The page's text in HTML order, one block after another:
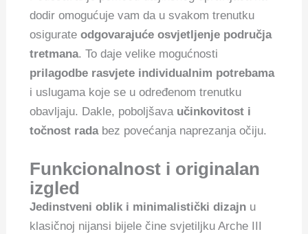
dodir omogućuje vam da u svakom trenutku
osigurateodgovarajuće osvjetljenje područja
tretmana. To daje velike mogućnosti
prilagodbe rasvjete individualnim potrebama
i uslugama koje se u određenom trenutku
obavljaju. Dakle, poboljšava učinkovitost i
točnost radabez povećanja naprezanja očiju.
Funkcionalnost i originalan
izgled
Jedinstveni oblik i minimalistički dizajn u
klasičnoj nijansi bijele čine svjetiljku Arche III